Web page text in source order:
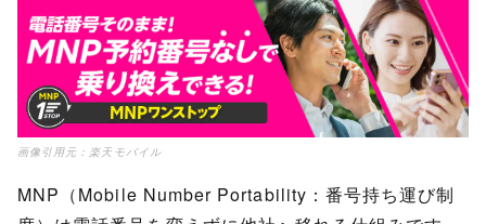
画像引用元： 楽天モバイル
MNP（Mobile Number Portability：番号持ち運び制